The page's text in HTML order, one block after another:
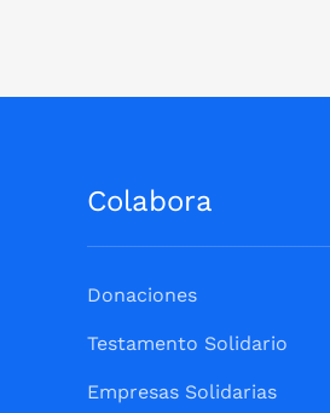
Colabora
Donaciones
Testamento Solidario
Empresas Solidarias